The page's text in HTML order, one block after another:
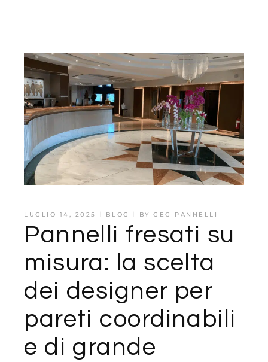
LUGLIO 14, 2025 BLOG BYGEG PANNELLI
Pannelli fresati su
misura: la scelta
dei designer per
pareti coordinabili
e di grande